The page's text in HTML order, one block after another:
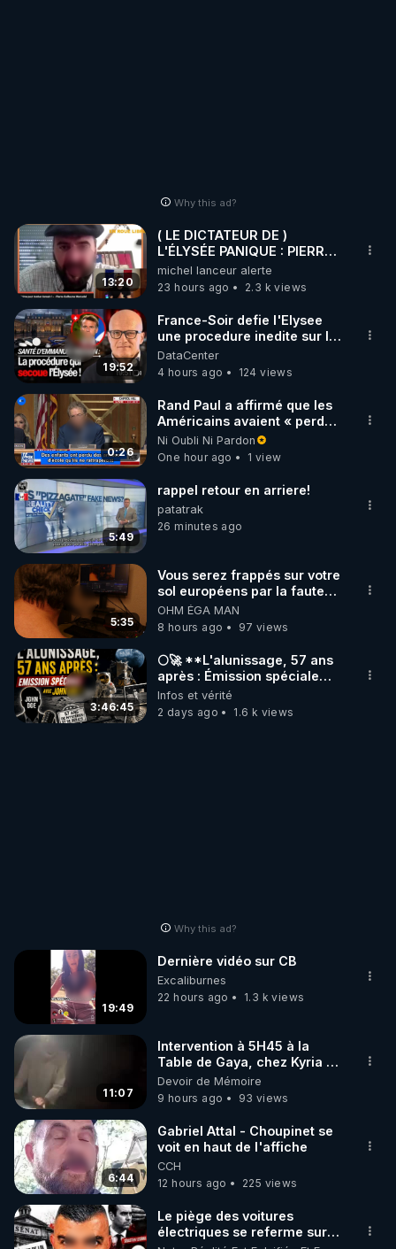
Why this ad?
13:20
( LE DICTATEUR DE )
L'ÉLYSÉE PANIQUE : PIERRE
GUILLAUME MERCADAL
BALANCE TOUT
michel lanceur alerte
23 hours ago
2.3 k views
19:52
France-Soir defie l'Elysee
une procedure inedite sur la
sante du president - Nexus
DataCenter
4 hours ago
124 views
0:26
Rand Paul a affirmé que les
Américains avaient « perdu
la liberté » de décider pour
leur corps
Ni Oubli Ni Pardon
One hour ago
1 view
5:49
rappel retour en arriere!
patatrak
26 minutes ago
5:35
Vous serez frappés sur votre
sol européens par la faute
des dirigeants qui s'en
mettent dans le nez
OHM ÉGA MAN
8 hours ago
97 views
3:46:45
🌕🚀 **L'alunissage, 57 ans
après : Émission spéciale
avec John Doe !** 👨 🚀✨
Infos et vérité
2 days ago
1.6 k views
Why this ad?
19:49
Dernière vidéo sur CB
Excaliburnes
22 hours ago
1.3 k views
11:07
Intervention à 5H45 à la
Table de Gaya, chez Kyria et
Manu. 6/08/2026 PARTAGEZ
!
Devoir de Mémoire
9 hours ago
93 views
6:44
Gabriel Attal - Choupinet se
voit en haut de l'affiche
CCH
12 hours ago
225 views
Le piège des voitures
électriques se referme sur